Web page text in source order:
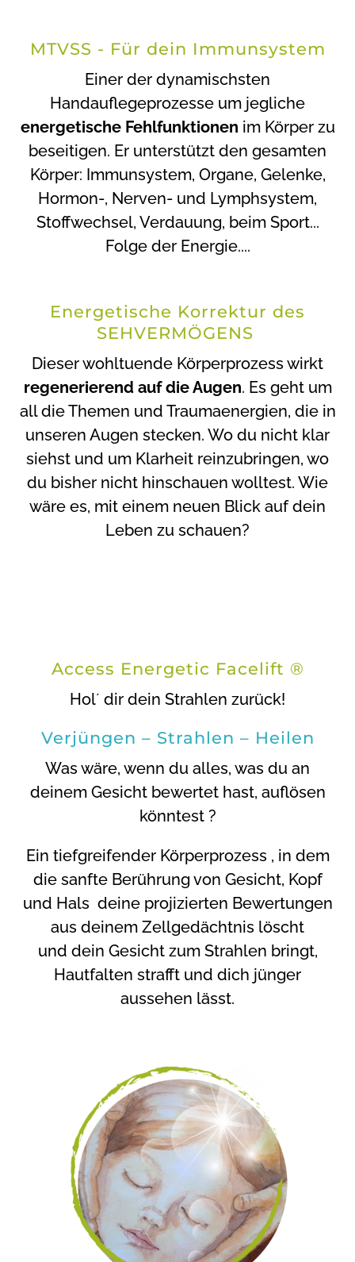
MTVSS - Für dein Immunsystem
Einer der dynamischsten
Handauflegeprozesse um jegliche
energetische Fehlfunktionen im Körper zu
beseitigen. Er unterstützt den gesamten
Körper: Immunsystem, Organe, Gelenke,
Hormon-, Nerven- und Lymphsystem,
Stoffwechsel, Verdauung, beim Sport...
Folge der Energie....
Energetische Korrektur des
SEHVERMÖGENS
Dieser wohltuende Körperprozess wirkt
regenerierend auf die Augen. Es geht um
all die Themen und Traumaenergien, die in
unseren Augen stecken. Wo du nicht klar
siehst und um Klarheit reinzubringen, wo
du bisher nicht hinschauen wolltest. Wie
wäre es, mit einem neuen Blick auf dein
Leben zu schauen?
Access Energetic Facelift ®
Hol´ dir dein Strahlen zurück!
Verjüngen – Strahlen – Heilen
Was wäre, wenn du alles, was du an
deinem Gesicht bewertet hast, auflösen
könntest ?
Ein tiefgreifender Körperprozess , in dem
die sanfte Berührung von Gesicht, Kopf
und Hals deine projizierten Bewertungen
aus deinem Zellgedächtnis löscht
und dein Gesicht zum Strahlen bringt,
Hautfalten strafft und dich jünger
aussehen lässt.